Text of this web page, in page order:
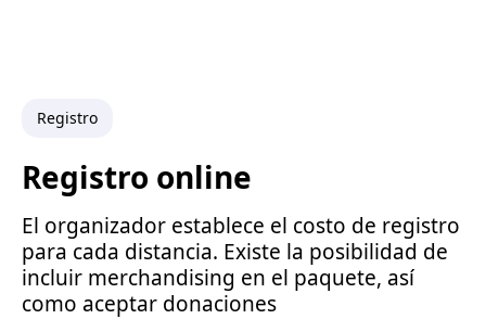
Registro
Registro online
El organizador establece el costo de registro
para cada distancia. Existe la posibilidad de
incluir merchandising en el paquete, así
como aceptar donaciones